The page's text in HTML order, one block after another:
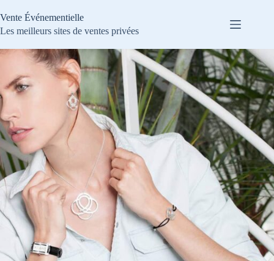
au
contenu
Vente Événementielle
Les meilleurs sites de ventes privées